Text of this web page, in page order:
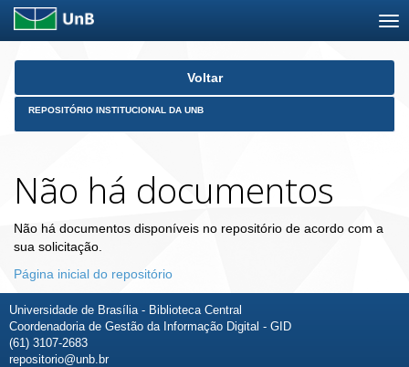
Skip
Voltar
REPOSITÓRIO INSTITUCIONAL DA UNB
Não há documentos
Não há documentos disponíveis no repositório de acordo com a
sua solicitação.
Página inicial do repositório
Universidade de Brasília - Biblioteca Central
Coordenadoria de Gestão da Informação Digital - GID
(61) 3107-2683
repositorio@unb.br